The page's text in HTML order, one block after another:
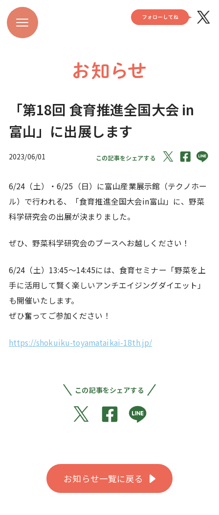
「第18回 食育推進全国大会 in
富山」に出展します
2023/06/01 この記事をシェアする
6/24（土）・6/25（日）に富山産業展示館（テクノホー
ル）で行われる、「食育推進全国大会in富山」に、野菜
科学研究会の出展が決まりました。
ぜひ、野菜科学研究会のブースへお越しください！
6/24（土）13:45～14:45には、食育セミナー「野菜を上
手に活用して賢く楽しいアンチエイジングダイエット」
も開催いたします。
ぜひ奮ってご参加ください！
https://shokuiku-toyamataikai-18th.jp/
この記事をシェアする
お知らせ一覧に戻る